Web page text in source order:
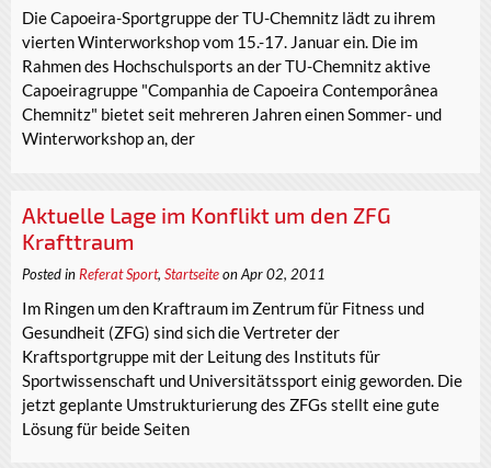
Die Capoeira-Sportgruppe der TU-Chemnitz lädt zu ihrem
vierten Winterworkshop vom 15.-17. Januar ein. Die im
Rahmen des Hochschulsports an der TU-Chemnitz aktive
Capoeiragruppe "Companhia de Capoeira Contemporânea
Chemnitz" bietet seit mehreren Jahren einen Sommer- und
Winterworkshop an, der
Aktuelle Lage im Konflikt um den ZFG
Krafttraum
Posted in Referat Sport, Startseiteon Apr 02, 2011
Im Ringen um den Kraftraum im Zentrum für Fitness und
Gesundheit (ZFG) sind sich die Vertreter der
Kraftsportgruppe mit der Leitung des Instituts für
Sportwissenschaft und Universitätssport einig geworden. Die
jetzt geplante Umstrukturierung des ZFGs stellt eine gute
Lösung für beide Seiten